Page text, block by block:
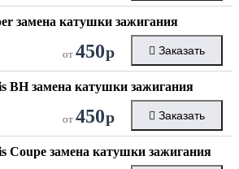
замена катушки зажигания
от 450р Заказать
BH замена катушки зажигания
от 450р Заказать
Coupe замена катушки зажигания